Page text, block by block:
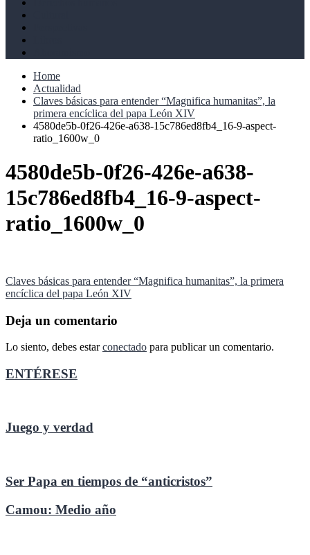
Home
Actualidad
Claves básicas para entender “Magnifica humanitas”, la
primera encíclica del papa León XIV
4580de5b-0f26-426e-a638-15c786ed8fb4_16-9-aspect-
ratio_1600w_0
4580de5b-0f26-426e-a638-
15c786ed8fb4_16-9-aspect-
ratio_1600w_0
Navegación
de
entradas
Claves básicas para entender “Magnifica humanitas”, la primera
encíclica del papa León XIV
Deja un comentario
Lo siento, debes estarconectado para publicar un comentario.
ENTÉRESE
Juego y verdad
Ser Papa en tiempos de “anticristos”
Camou: Medio año